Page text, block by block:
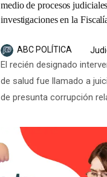
medio de procesos
investigaciones en la
ABC POLÍTICA
El recién designado
de salud fue llamado a
de presunta corrupción